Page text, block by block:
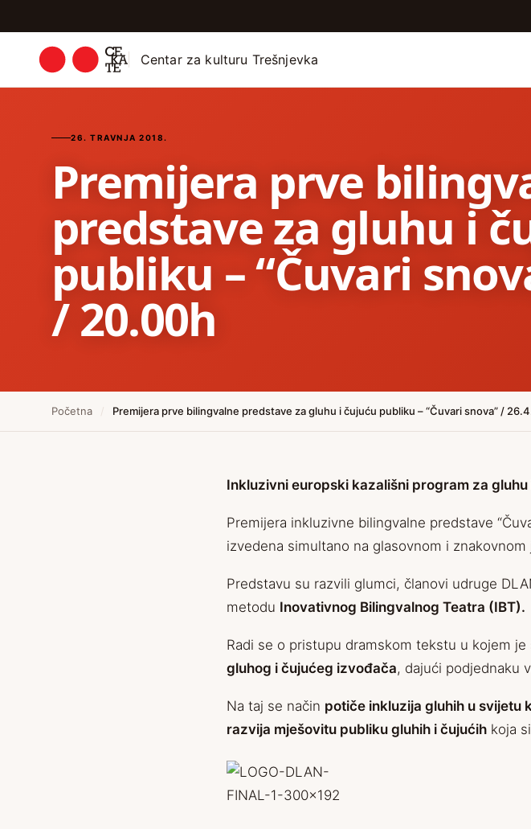
Centar za kulturu Trešnjevka
26. TRAVNJA 2018.
Premijera prve
predstave za gluhu i
publiku – “Čuvari
/ 20.00h
Početna / Premijera prve bilingvalne predstave za gluhu i čujuću publiku – “Čuvari snova” /
Inkluzivni europski kazališni program za
Premijera inkluzivne bilingvalne predstave
izvedena simultano na glasovnom i
Predstavu su razvili glumci, članovi udruge
metodu Inovativnog Bilingvalnog Teatra (IBT).
Radi se o pristupu dramskom tekstu u kojem je
gluhog i čujućeg izvođača, dajući podjednaku
Na taj se način potiče inkluzija gluhih u svijetu
razvija mješovitu publiku gluhih i čujućih koja